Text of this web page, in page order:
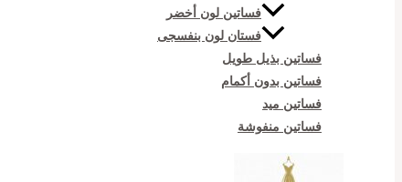
فساتين لون أخضر
فستان لون بنفسجى
فساتين بذيل طويل
فساتين بدون أكمام
فساتين ميد
فساتين منفوشة